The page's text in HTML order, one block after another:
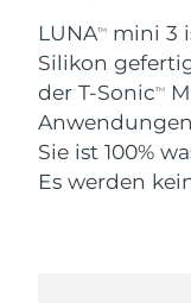
LUNATM
mini 3
Silikon
der T-SonicTM
Sie ist 100%
Es werden